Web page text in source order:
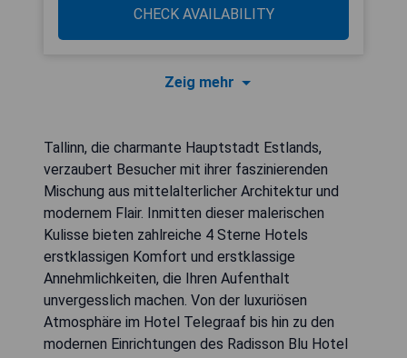
CHECK AVAILABILITY
Zeig mehr
Tallinn, die charmante Hauptstadt Estlands,
verzaubert Besucher mit ihrer faszinierenden
Mischung aus mittelalterlicher Architektur und
modernem Flair. Inmitten dieser malerischen
Kulisse bieten zahlreiche 4 Sterne Hotels
erstklassigen Komfort und erstklassige
Annehmlichkeiten, die Ihren Aufenthalt
unvergesslich machen. Von der luxuriösen
Atmosphäre im Hotel Telegraaf bis hin zu den
modernen Einrichtungen des Radisson Blu Hotel